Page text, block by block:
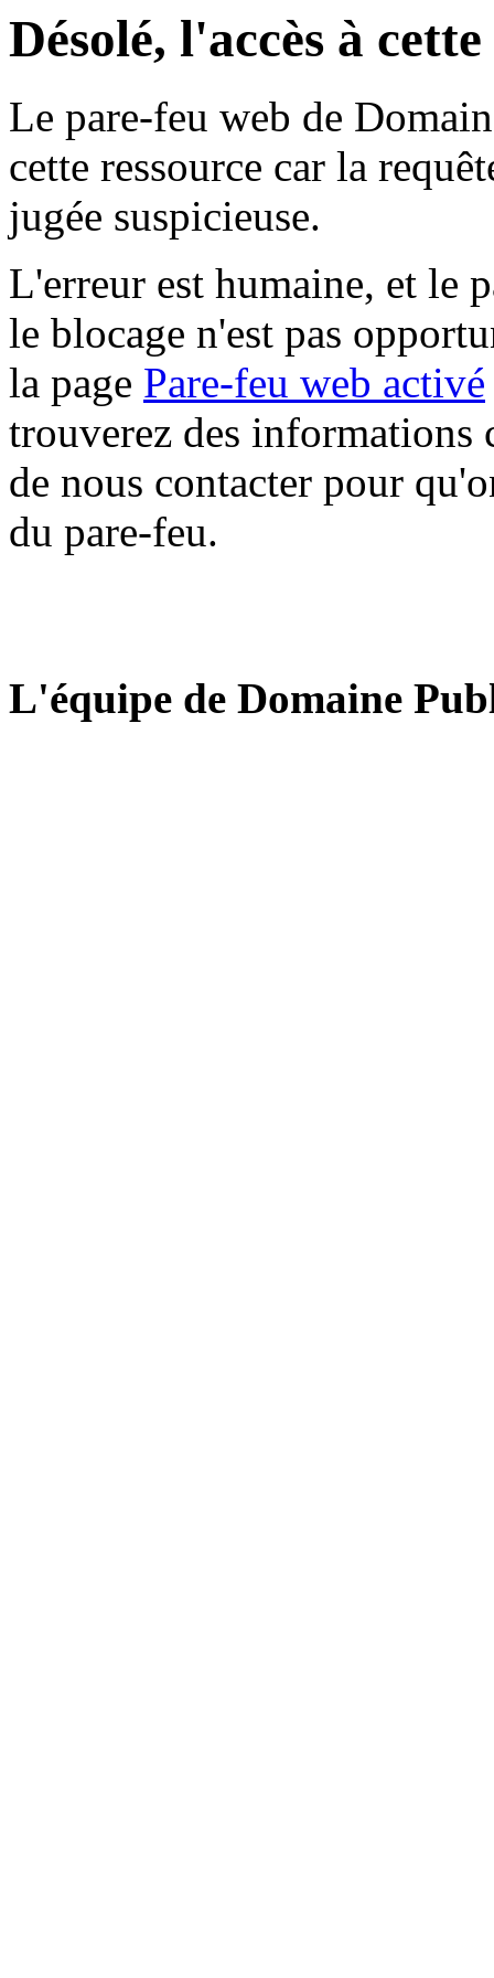
Désolé, l'accès à
Le pare-feu web de
cette ressource car la
jugée suspicieuse.
L'erreur est humaine, et le
le blocage n'est pas
la page Pare-feu web activé
trouverez des informations
de nous contacter pour
du pare-feu.
L'équipe de Domaine